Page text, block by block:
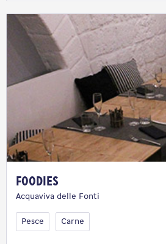
Foodies
Acquaviva delle Fonti
Pesce Carne